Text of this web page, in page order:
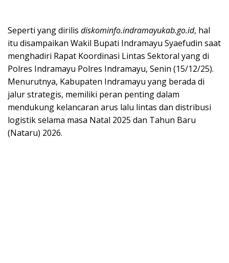
Seperti yang dirilis diskominfo.indramayukab.go.id, hal
itu disampaikan Wakil Bupati Indramayu Syaefudin saat
menghadiri Rapat Koordinasi Lintas Sektoral yang di
Polres Indramayu Polres Indramayu, Senin (15/12/25).
Menurutnya, Kabupaten Indramayu yang berada di
jalur strategis, memiliki peran penting dalam
mendukung kelancaran arus lalu lintas dan distribusi
logistik selama masa Natal 2025 dan Tahun Baru
(Nataru) 2026.